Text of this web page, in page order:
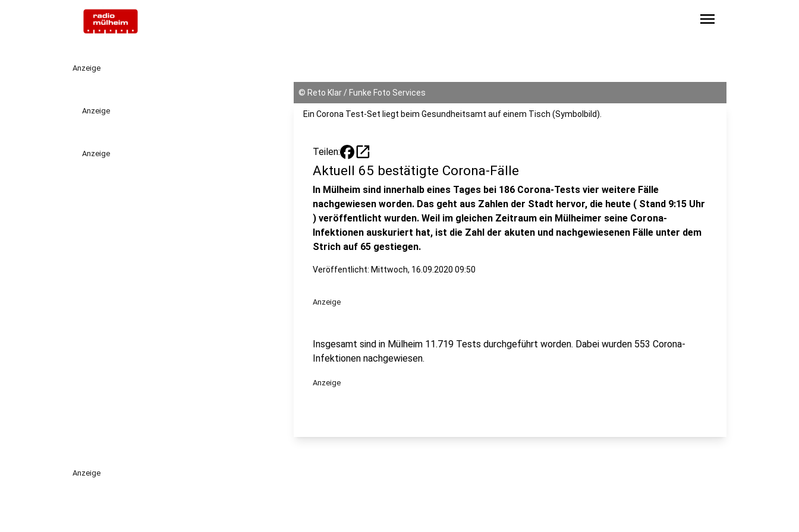
menu
Anzeige
Anzeige
Anzeige
© Reto Klar / Funke Foto Services
Ein Corona Test-Set liegt beim Gesundheitsamt auf einem Tisch (Symbolbild).
Teilen: open_in_new
Aktuell 65 bestätigte Corona-Fälle
In Mülheim sind innerhalb eines Tages bei 186 Corona-Tests vier weitere Fälle
nachgewiesen worden. Das geht aus Zahlen der Stadt hervor, die heute ( Stand 9:15 Uhr
) veröffentlicht wurden. Weil im gleichen Zeitraum ein Mülheimer seine Corona-
Infektionen auskuriert hat, ist die Zahl der akuten und nachgewiesenen Fälle unter dem
Strich auf 65 gestiegen.
Veröffentlicht: Mittwoch, 16.09.2020 09:50
Anzeige
Insgesamt sind in Mülheim 11.719 Tests durchgeführt worden. Dabei wurden 553 Corona-
Infektionen nachgewiesen.
Anzeige
Anzeige